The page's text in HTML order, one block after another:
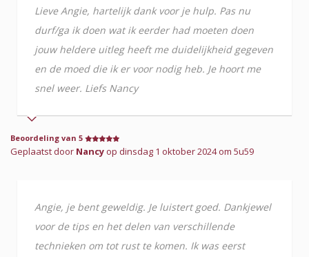
Lieve Angie, hartelijk dank voor je hulp. Pas nu
durf/ga ik doen wat ik eerder had moeten doen
jouw heldere uitleg heeft me duidelijkheid gegeven
en de moed die ik er voor nodig heb. Je hoort me
snel weer. Liefs Nancy
Beoordeling van 5
Geplaatst door Nancyop dinsdag 1 oktober 2024 om 5u59
Angie, je bent geweldig. Je luistert goed. Dankjewel
voor de tips en het delen van verschillende
technieken om tot rust te komen. Ik was eerst